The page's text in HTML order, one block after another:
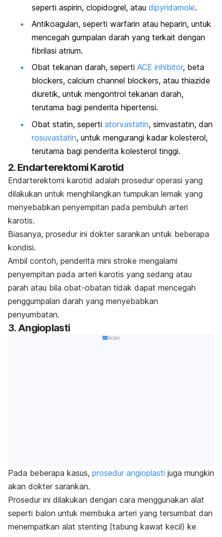
seperti aspirin, clopidogrel, atau dipyridamole.
Antikoagulan, seperti warfarin atau heparin, untuk
mencegah gumpalan darah yang terkait dengan
fibrilasi atrium.
Obat tekanan darah, seperti ACE inhibitor, beta
blockers, calcium channel blockers, atau thiazide
diuretik, untuk mengontrol tekanan darah,
terutama bagi penderita hipertensi.
Obat statin, seperti atorvastatin, simvastatin, dan
rosuvastatin, untuk mengurangi kadar kolesterol,
terutama bagi penderita kolesterol tinggi.
2. Endarterektomi Karotid
Endarterektomi karotid adalah prosedur operasi yang
dilakukan untuk menghilangkan tumpukan lemak yang
menyebabkan penyempitan pada pembuluh arteri
karotis.
Biasanya, prosedur ini dokter sarankan untuk beberapa
kondisi.
Ambil contoh, penderita mini stroke mengalami
penyempitan pada arteri karotis yang sedang atau
parah atau bila obat-obatan tidak dapat mencegah
penggumpalan darah yang menyebabkan
penyumbatan.
3. Angioplasti
Iklan
Pada beberapa kasus, prosedur angioplasti juga mungkin
akan dokter sarankan.
Prosedur ini dilakukan dengan cara menggunakan alat
seperti balon untuk membuka arteri yang tersumbat dan
menempatkan alat stenting (tabung kawat kecil) ke